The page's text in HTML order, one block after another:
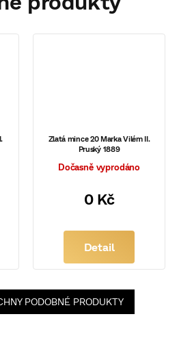
Zlatá mince 20 Marka Vilém II.
Pruský 1889
Dočasně vyprodáno
0 Kč
Detail
PODOBNÉ PRODUKTY